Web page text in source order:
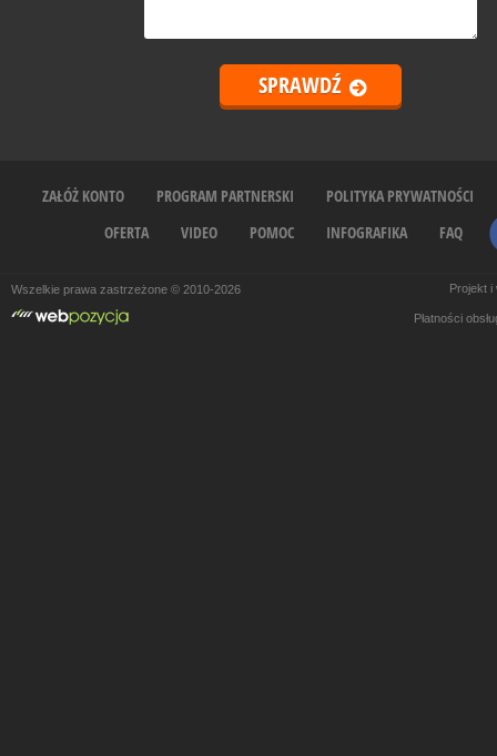
ZAŁÓŻ KONTO PROGRAM PARTNERSKI
POLITYKA PRYWATNOŚCI
OFERTA
VIDEO POMOC INFOGRAFIKA FAQ
Wszelkie prawa zastrzeżone © 2010-2026 Projekt
Płatności